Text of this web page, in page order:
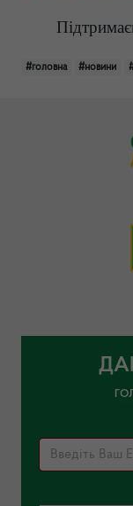
#головна #новини